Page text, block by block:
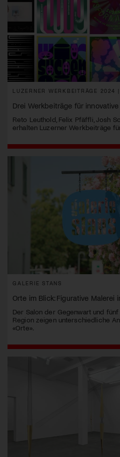
LUZERNER WERKBEITRÄGE 2024
Drei Werkbeiträge für
Reto Leuthold, Felix Pfäffli, Josh
erhalten Luzerner Werkbeiträge
GALERIE STANS
Orte im Blick: Figurative Malerei
Der Salon der Gegenwart und
Region zeigen unterschiedliche
«Orte».